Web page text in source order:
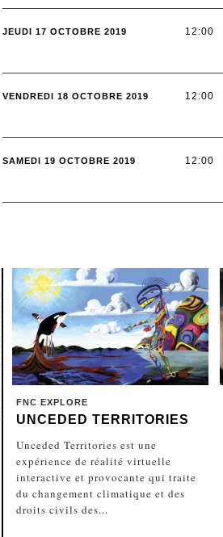
JEUDI 17 OCTOBRE 2019 12:00
VENDREDI 18 OCTOBRE 2019 12:00
SAMEDI 19 OCTOBRE 2019 12:00
FNC EXPLORE
UNCEDED TERRITORIES
Unceded Territories est une
expérience de réalité virtuelle
interactive et provocante qui traite
du changement climatique et des
droits civils des...